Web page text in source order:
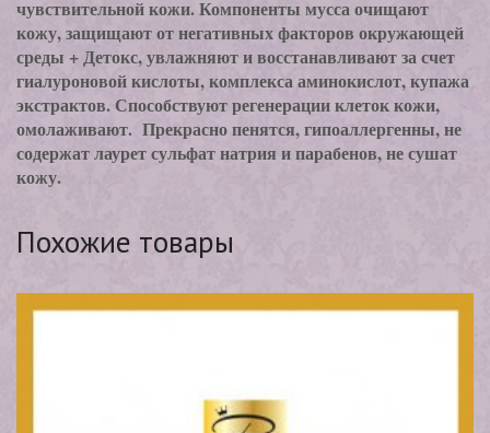
чувствительной кожи. Компоненты мусса очищают
кожу, защищают от негативных факторов окружающей
среды + Детокс, увлажняют и восстанавливают за счет
гиалуроновой кислоты, комплекса аминокислот, купажа
экстрактов. Способствуют регенерации клеток кожи,
омолаживают. Прекрасно пенятся, гипоаллергенны, не
содержат лаурет сульфат натрия и парабенов, не сушат
кожу.
Похожие товары